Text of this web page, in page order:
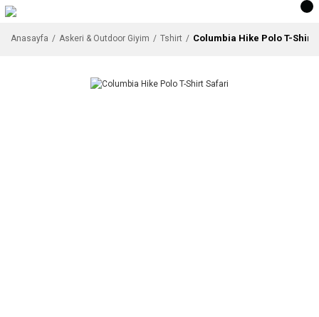
Anasayfa Askeri & Outdoor Giyim Tshirt Columbia Hike Polo T-Shirt